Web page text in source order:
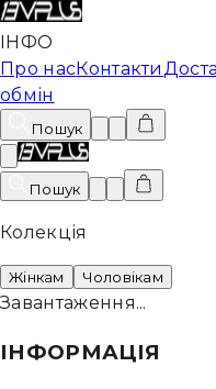
ІНФО
Про насКонтакти
обмін
Пошук
Пошук
Колекція
Жінкам Чоловікам
Завантаження...
ІНФОРМАЦІЯ